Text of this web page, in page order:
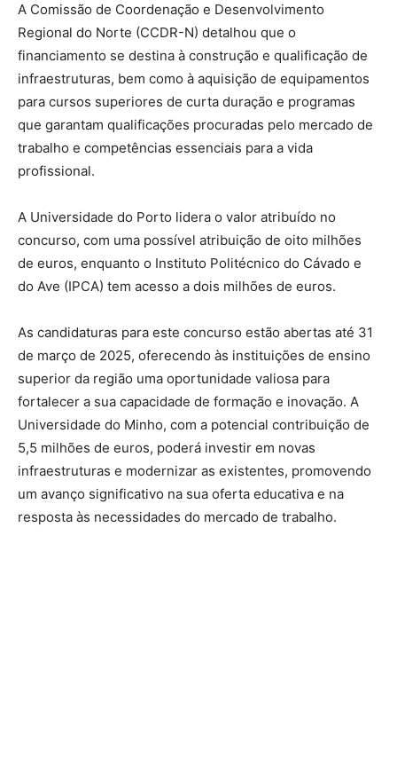
A Comissão de Coordenação e Desenvolvimento
Regional do Norte (CCDR-N) detalhou que o
financiamento se destina à construção e qualificação de
infraestruturas, bem como à aquisição de equipamentos
para cursos superiores de curta duração e programas
que garantam qualificações procuradas pelo mercado de
trabalho e competências essenciais para a vida
profissional.
A Universidade do Porto lidera o valor atribuído no
concurso, com uma possível atribuição de oito milhões
de euros, enquanto o Instituto Politécnico do Cávado e
do Ave (IPCA) tem acesso a dois milhões de euros.
As candidaturas para este concurso estão abertas até 31
de março de 2025, oferecendo às instituições de ensino
superior da região uma oportunidade valiosa para
fortalecer a sua capacidade de formação e inovação. A
Universidade do Minho, com a potencial contribuição de
5,5 milhões de euros, poderá investir em novas
infraestruturas e modernizar as existentes, promovendo
um avanço significativo na sua oferta educativa e na
resposta às necessidades do mercado de trabalho.